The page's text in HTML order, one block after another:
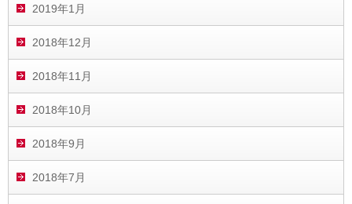
2019年1月
2018年12月
2018年11月
2018年10月
2018年9月
2018年7月